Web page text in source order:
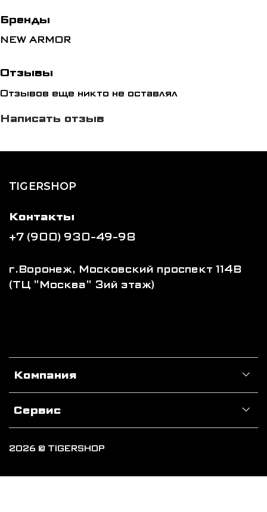
Бренды
NEW ARMOR
Отзывы
Отзывов еще никто не оставлял
Написать отзыв
TIGERSHOP
Компания
Сервис
Контакты
+7 (900) 930-49-98
г.Воронеж, Московский проспект 114В
(ТЦ "Москва" 3ий этаж)
2026 © TIGERSHOP